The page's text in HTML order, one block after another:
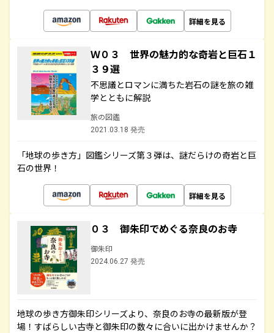
詳細を見る
Ｗ０３ 世界の魅力的な奇岩と巨石１
３９選
不思議とロマンに満ちた岩石の謎を旅の雑
学とともに解説
旅の図鑑
2021.03.18 発売
「地球の歩き方」図鑑シリーズ第３弾は、謎だらけの奇岩と巨
石の世界！
詳細を見る
０３ 御朱印でめぐる奈良のお寺
御朱印
2024.06.27 発売
地球の歩き方御朱印シリーズより、奈良のお寺の最新版が登
場！すばらしい古寺と御朱印の数々に合いに出かけませんか？